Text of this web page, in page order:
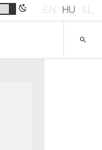
EN HU SL